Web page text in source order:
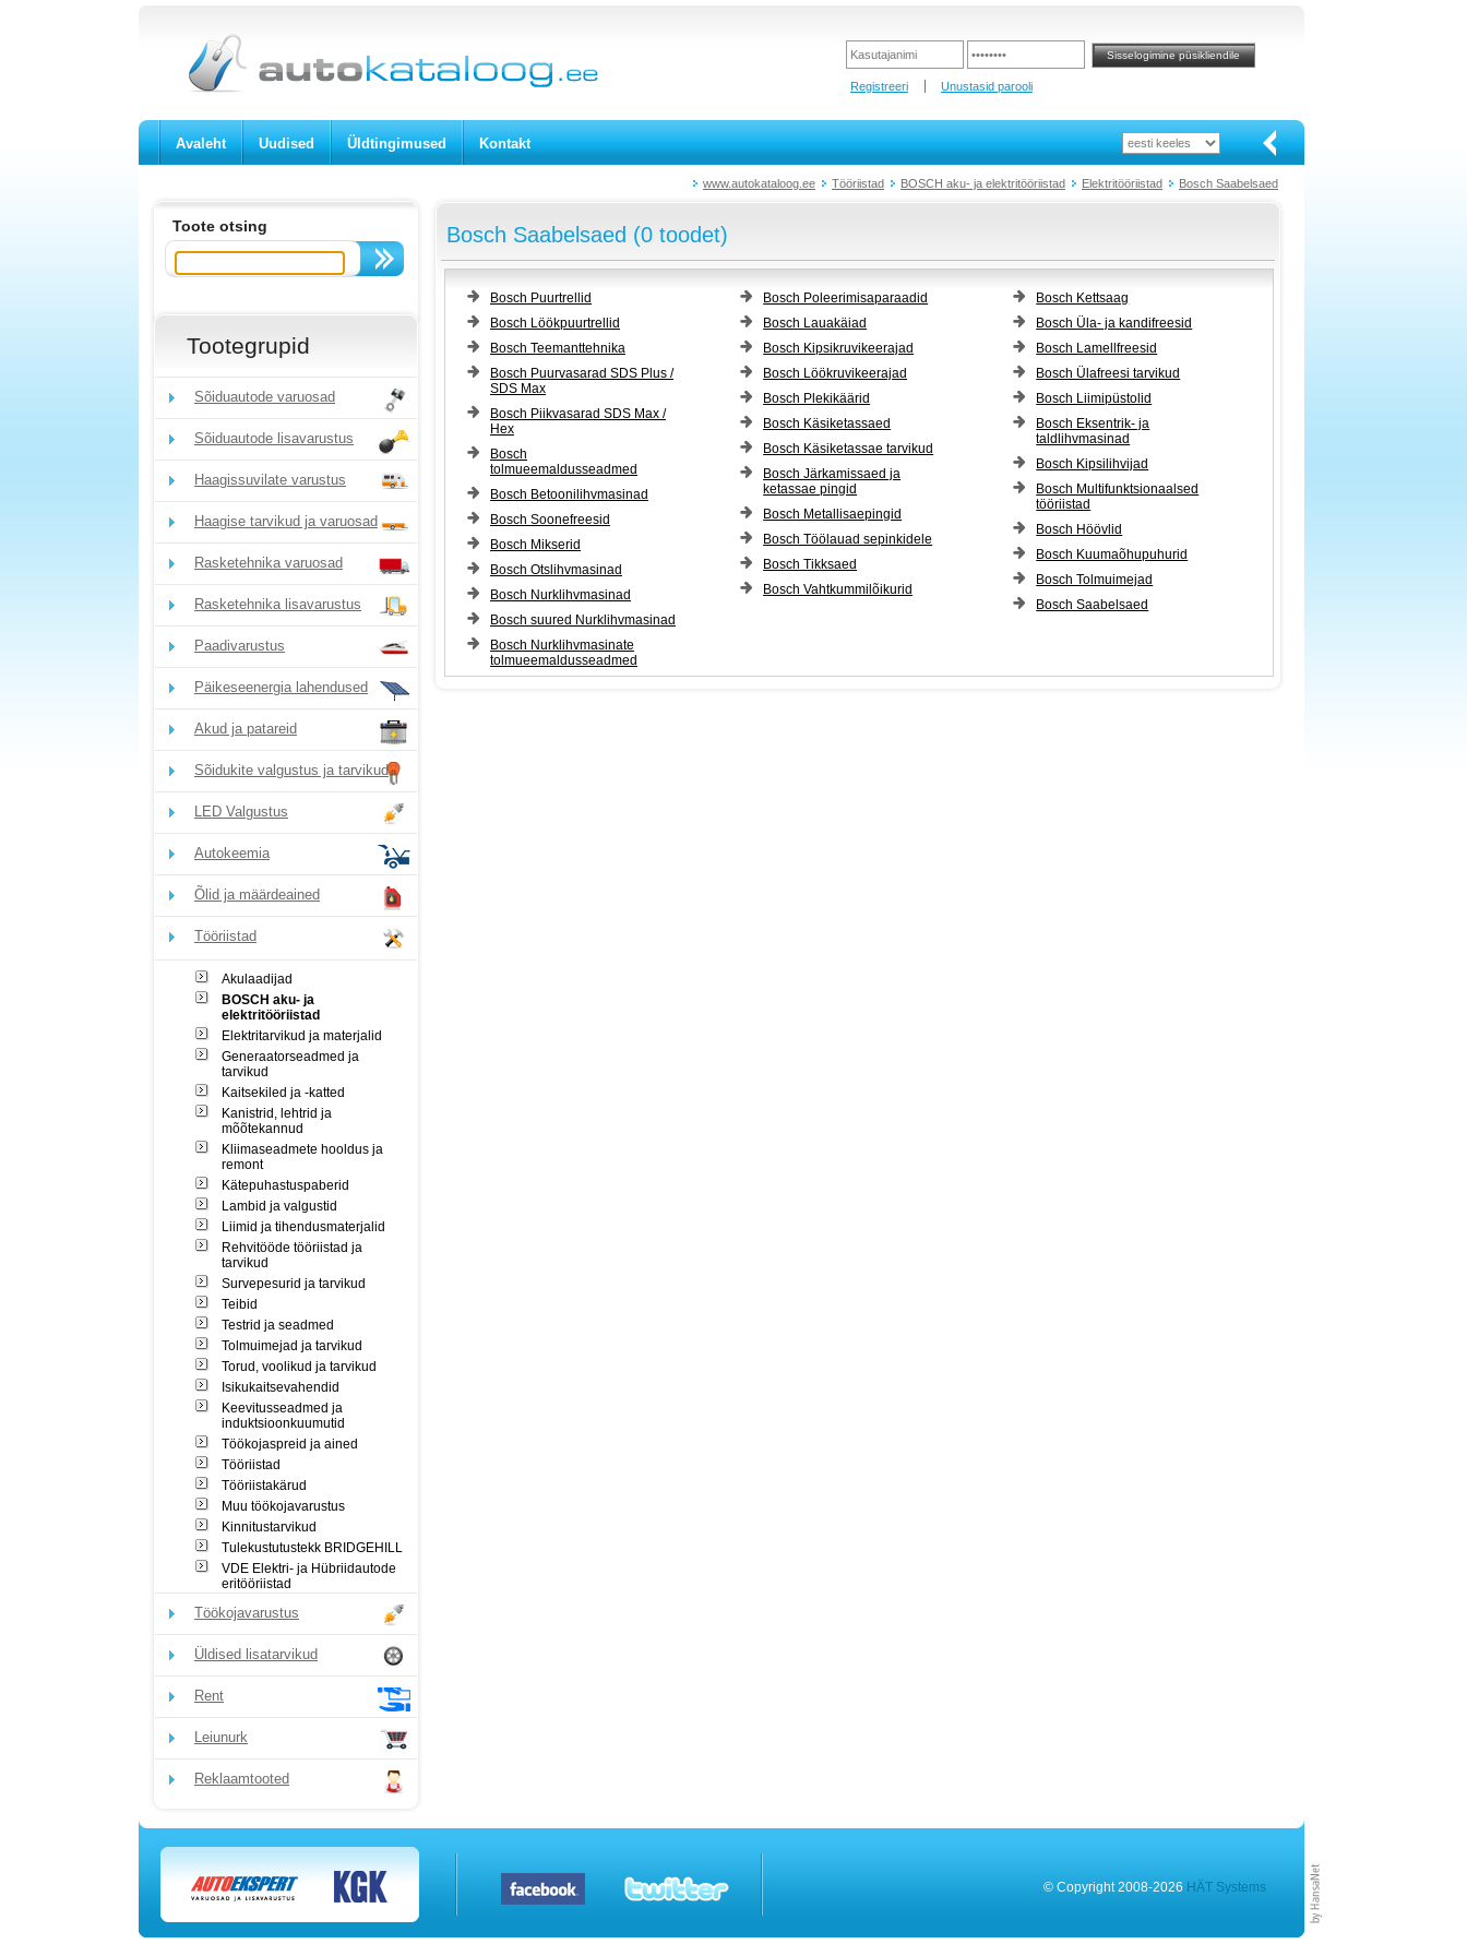
Registreeri Unustasid parooli
Avaleht Uudised Üldtingimused Kontakt
www.autokataloog.ee Tööriistad BOSCH aku- ja elektritööriistad Elektritööriistad Bosch Saabelsaed
Toote otsing
Tootegrupid
Sõiduautode varuosad
Sõiduautode lisavarustus
Haagissuvilate varustus
Haagise tarvikud ja varuosad
Rasketehnika varuosad
Rasketehnika lisavarustus
Paadivarustus
Päikeseenergia lahendused
Akud ja patareid
Sõidukite valgustus ja tarvikud
LED Valgustus
Autokeemia
Õlid ja määrdeained
Tööriistad
Akulaadijad
BOSCH aku- ja
elektritööriistad
Elektritarvikud ja materjalid
Generaatorseadmed ja
tarvikud
Kaitsekiled ja -katted
Kanistrid, lehtrid ja
mõõtekannud
Kliimaseadmete hooldus ja
remont
Kätepuhastuspaberid
Lambid ja valgustid
Liimid ja tihendusmaterjalid
Rehvitööde tööriistad ja
tarvikud
Survepesurid ja tarvikud
Teibid
Testrid ja seadmed
Tolmuimejad ja tarvikud
Torud, voolikud ja tarvikud
Isikukaitsevahendid
Keevitusseadmed ja
induktsioonkuumutid
Töökojaspreid ja ained
Tööriistad
Tööriistakärud
Muu töökojavarustus
Kinnitustarvikud
Tulekustutustekk BRIDGEHILL
VDE Elektri- ja Hübriidautode
eritööriistad
Töökojavarustus
Üldised lisatarvikud
Rent
Leiunurk
Reklaamtooted
Bosch Saabelsaed (0 toodet)
Bosch Puurtrellid
Bosch Löökpuurtrellid
Bosch Teemanttehnika
Bosch Puurvasarad SDS Plus /
SDS Max
Bosch Piikvasarad SDS Max /
Hex
Bosch
tolmueemaldusseadmed
Bosch Betoonilihvmasinad
Bosch Soonefreesid
Bosch Mikserid
Bosch Otslihvmasinad
Bosch Nurklihvmasinad
Bosch suured Nurklihvmasinad
Bosch Nurklihvmasinate
tolmueemaldusseadmed
Bosch Poleerimisaparaadid
Bosch Lauakäiad
Bosch Kipsikruvikeerajad
Bosch Löökruvikeerajad
Bosch Plekikäärid
Bosch Käsiketassaed
Bosch Käsiketassae tarvikud
Bosch Järkamissaed ja
ketassae pingid
Bosch Metallisaepingid
Bosch Töölauad sepinkidele
Bosch Tikksaed
Bosch Vahtkummilõikurid
Bosch Kettsaag
Bosch Üla- ja kandifreesid
Bosch Lamellfreesid
Bosch Ülafreesi tarvikud
Bosch Liimipüstolid
Bosch Eksentrik- ja
taldlihvmasinad
Bosch Kipsilihvijad
Bosch Multifunktsionaalsed
tööriistad
Bosch Höövlid
Bosch Kuumaõhupuhurid
Bosch Tolmuimejad
Bosch Saabelsaed
© Copyright 2008-2026 HÄT Systems